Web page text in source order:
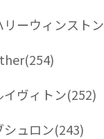
リーウィンストン
(254)
イヴィトン(252)
シュロン(243)